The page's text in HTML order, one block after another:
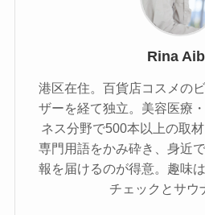
Rina
港区在住。百貨店コスメの
ザーを経て独立。美容医療
ネス分野で500本以上の取材
専門用語をかみ砕き、⾝近
報を届けるのが得意。趣味
チェックとサウ